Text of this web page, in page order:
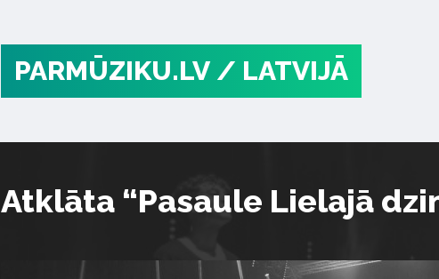
PARMŪZIKU.LV / LATVIJĀ
Atklāta “Pasaule Lielajā